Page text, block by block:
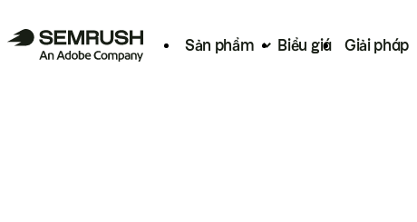
Sản phẩm Biểu giá Giải pháp